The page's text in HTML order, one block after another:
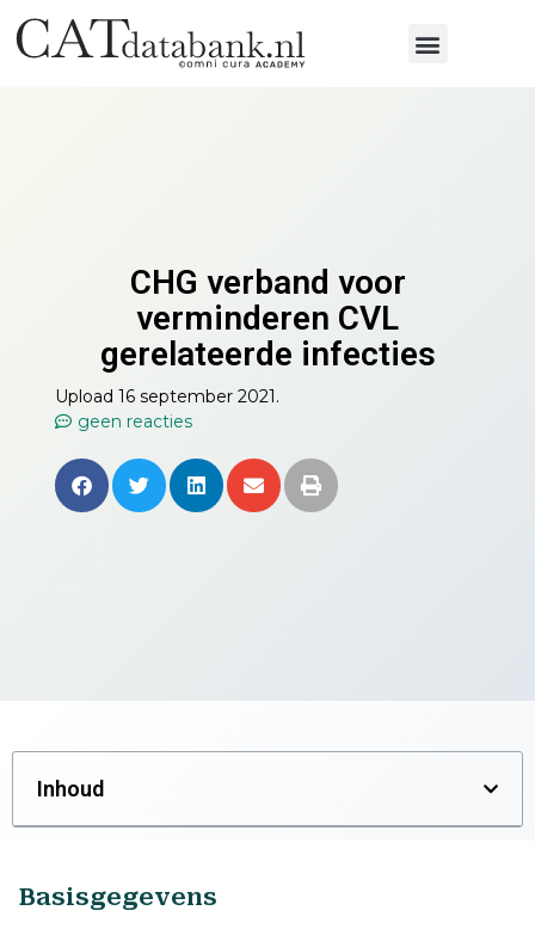
CHG verband voor
verminderen CVL
gerelateerde infecties
Upload 16 september 2021.
geen reacties
Inhoud
Basisgegevens